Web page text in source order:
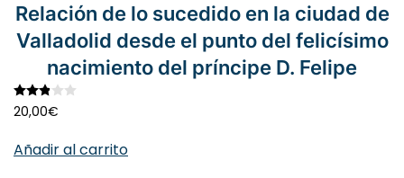
Relación de lo sucedido en la ciudad de
Valladolid desde el punto del felicísimo
nacimiento del príncipe D. Felipe
20,00€
Añadir al carrito